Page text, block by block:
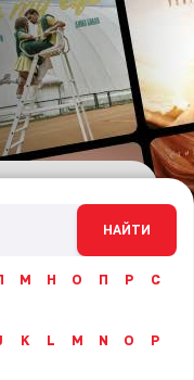
НАЙТИ
М Н О П Р
С
K L M N O
P